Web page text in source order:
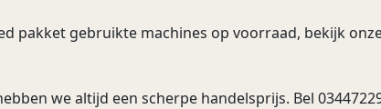
pakket gebruikte machines op voorraad, bekijk
we altijd een scherpe handelsprijs. Bel